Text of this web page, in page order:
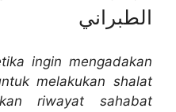
الطبراني
ingin mengadakan
melakukan shalat
riwayat sahabat